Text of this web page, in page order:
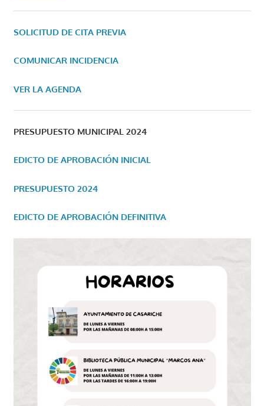
SOLICITUD DE CITA PREVIA
COMUNICAR INCIDENCIA
VER LA AGENDA
PRESUPUESTO MUNICIPAL 2024
EDICTO DE APROBACIÓN INICIAL
PRESUPUESTO 2024
EDICTO DE APROBACIÓN DEFINITIVA